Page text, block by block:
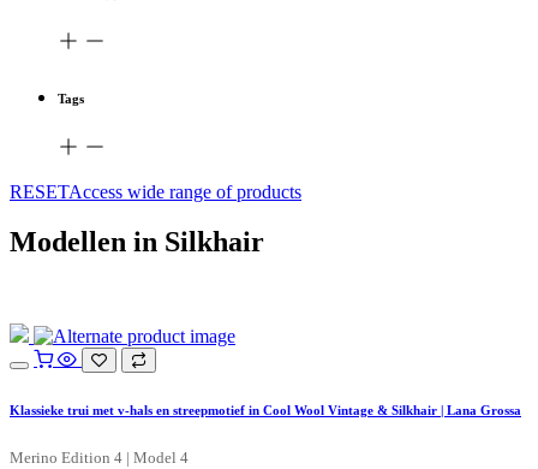
Tags
RESETAccess wide range of products
Modellen in Silkhair
Klassieke trui met v-hals en streepmotief in Cool Wool Vintage & Silkhair | Lana Grossa
Merino Edition 4 | Model 4